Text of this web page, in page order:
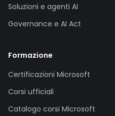
Soluzioni e agenti AI
Governance e AI Act
Formazione
Certificazioni Microsoft
Corsi ufficiali
Catalogo corsi Microsoft